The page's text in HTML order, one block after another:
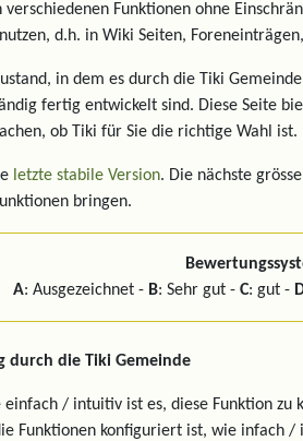
Funktionen ohne
d.h. in Wiki Seiten,
in dem es durch die Tiki
fertig entwickelt sind. Diese Seite
ob Tiki für Sie die richtige Wahl ist.
letzte stabile Version. Die nächste
bringen.
A: Ausgezeichnet - B: Sehr gut - C: gut -
durch die Tiki Gemeinde
/ intuitiv ist es, diese Funktion zu
Funktionen konfiguriert ist, wie infach